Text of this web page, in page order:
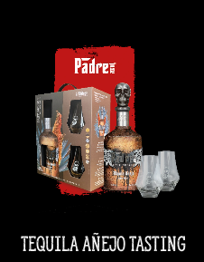
Tequila Añejo Tasting